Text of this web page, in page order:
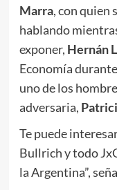
Marra, con quien
hablando
exponer, Hernán
Economía
uno de los
adversaria,
Te puede
Bullrich y todo
la Argentina”,